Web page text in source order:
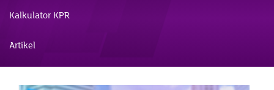
Kalkulator KPR
Artikel